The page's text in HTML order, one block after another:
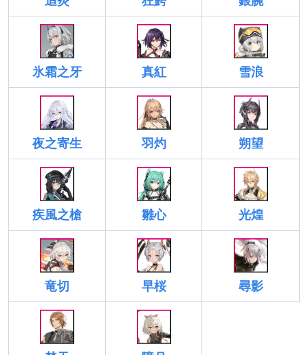
氷霜之牙 真紅 雪浪
夜之寄生 羽灼 朔望
疾風之槍 雛心 光煌
竜切 早桜 尋影